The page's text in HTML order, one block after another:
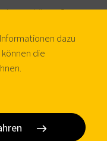
schönen Sommer.
CH
dazu
können die